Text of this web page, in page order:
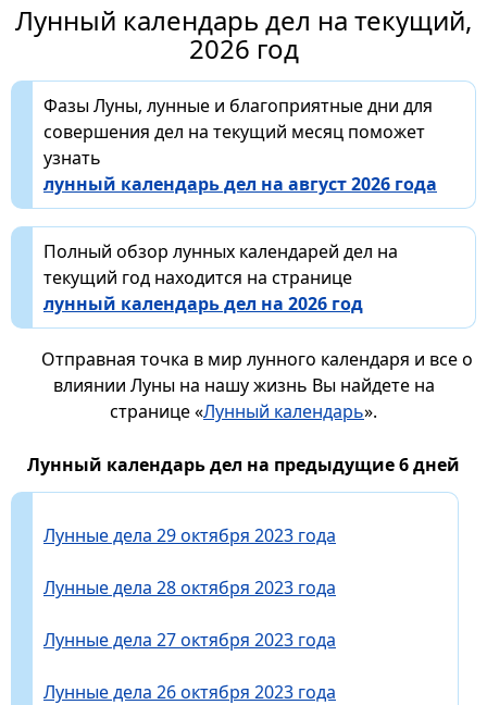
Лунный календарь дел на текущий,
2026 год
Фазы Луны, лунные и благоприятные дни для
совершения дел на текущий месяц поможет
узнать
лунный календарь дел на август 2026 года
Полный обзор лунных календарей дел на
текущий год находится на странице
лунный календарь дел на 2026 год
Отправная точка в мир лунного календаря и все о
влиянии Луны на нашу жизнь Вы найдете на
странице «Лунный календарь».
Лунный календарь дел на предыдущие 6 дней
Лунные дела 29 октября 2023 года
Лунные дела 28 октября 2023 года
Лунные дела 27 октября 2023 года
Лунные дела 26 октября 2023 года